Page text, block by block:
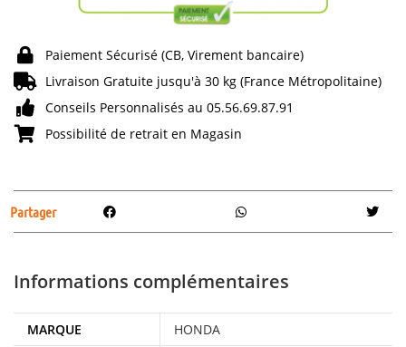
Paiement Sécurisé (CB, Virement bancaire)
Livraison Gratuite jusqu'à 30 kg (France Métropolitaine)
Conseils Personnalisés au 05.56.69.87.91
Possibilité de retrait en Magasin
Partager
Informations complémentaires
MARQUE HONDA